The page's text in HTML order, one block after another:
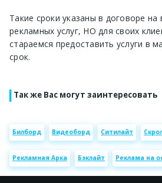
Такие сроки указаны в договоре на
рекламных услуг, НО для своих
стараемся предоставить услуги в
срок.
Так же Вас могут заинтересовать
Билборд Видеоборд Ситилайт
Рекламная Арка Бэклайт Реклама на